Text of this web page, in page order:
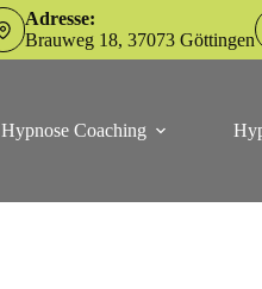
Adresse:
Brauweg 18, 37073 Göttingen
Hypnose Coaching